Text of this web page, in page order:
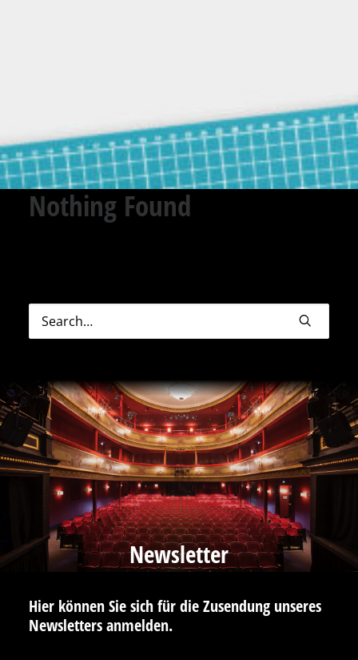
Nothing Found
Newsletter
Hier können Sie sich für die Zusendung unseres
Newsletters anmelden.